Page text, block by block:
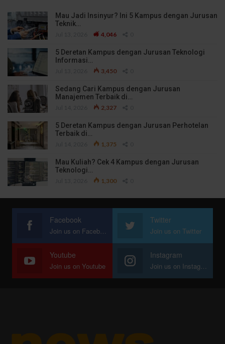
Mau Jadi Insinyur? Ini 5 Kampus dengan Jurusan
Teknik…
4,046
5 Deretan Kampus dengan Jurusan Teknologi
Informasi…
3,450
Sedang Cari Kampus dengan Jurusan
Manajemen Terbaik di…
2,327
5 Deretan Kampus dengan Jurusan Perhotelan
Terbaik di…
1,375
Mau Kuliah? Cek 4 Kampus dengan Jurusan
Teknologi…
1,300
Facebook
Join us on Facebook
Twitter
Join us on Twitter
Youtube
Join us on Youtube
Instagram
Join us on Instagram